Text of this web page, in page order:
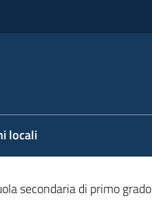
locali
secondaria di primo grado